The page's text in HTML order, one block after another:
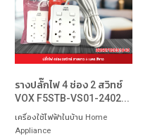
รางปลั๊กไฟ 4 ช่อง 2 สวิทซ์
VOX F5STB-VS01-2402...
เครื่องใช้ไฟฟ้าในบ้าน Home
Appliance